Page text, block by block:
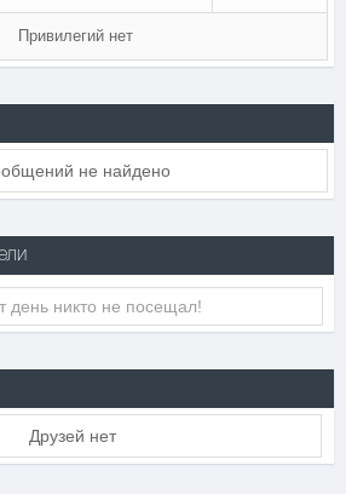
Привилегий нет
не найдено
день никто не посещал!
Друзей нет